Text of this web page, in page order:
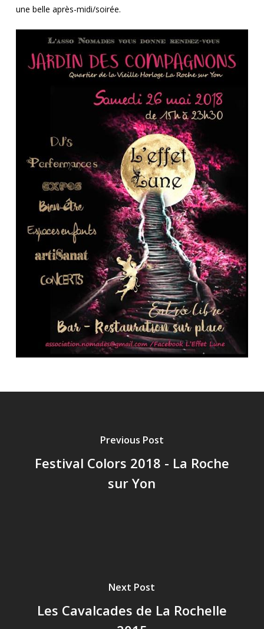
une belle après-midi/soirée.
Previous Post
Festival Colors 2018 - La Roche
sur Yon
Next Post
Les Cavalcades de La Rochelle